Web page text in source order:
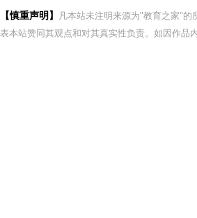
【慎重声明】
凡本站未注明来源为"教育之家"
表本站赞同其观点和对其真实性负责。如因作品